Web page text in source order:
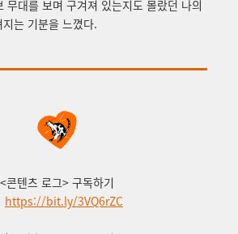
무대를 보며 구겨져 있는지도 몰랐던 나의
는 기분을 느꼈다.
<콘텐츠 로그> 구독하기
https://bit.ly/3VQ6rZC